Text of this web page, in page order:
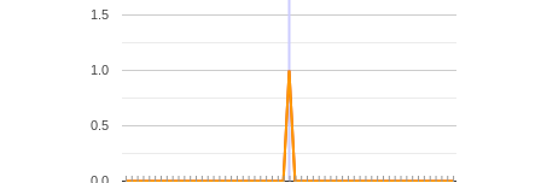
0.5
1.0
1.5